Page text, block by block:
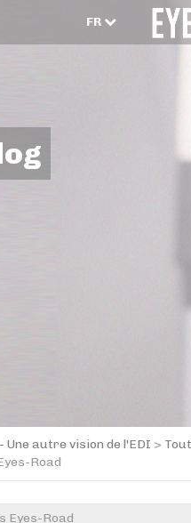
FR
Une autre vision de l'EDI >
Road